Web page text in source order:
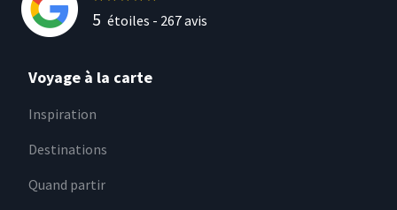
5 étoiles - 267avis
Voyage à la carte
Inspiration
Destinations
Quand partir